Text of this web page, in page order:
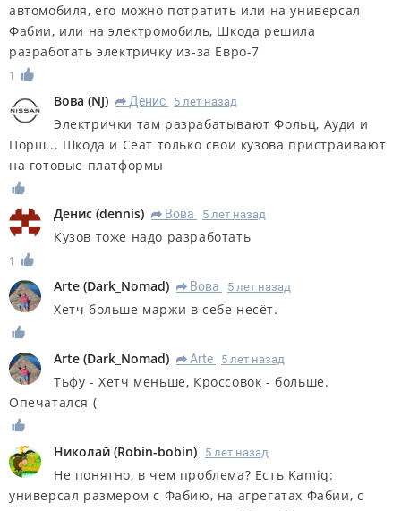
автомобиля, его можно потратить или на универсал
Фабии, или на электромобиль, Шкода решила
разработать электричку из-за Евро-7
1
Вова (NJ) R Денис 5 лет назад
Электрички там разрабатывают Фольц, Ауди и
Порш... Шкода и Сеат только свои кузова пристраивают
на готовые платформы
Денис (dennis) R Вова 5 лет назад
Кузов тоже надо разработать
1
Arte (Dark_Nomad) R Вова 5 лет назад
Хетч больше маржи в себе несёт.
Arte (Dark_Nomad) R Arte 5 лет назад
Тьфу - Хетч меньше, Кроссовок - больше.
Опечатался (
Николай (Robin-bobin) 5 лет назад
Не понятно, в чем проблема? Есть Kamiq:
универсал размером с Фабию, на агрегатах Фабии, с